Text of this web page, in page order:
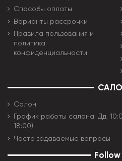
Способы оплаты
Варианты рассрочки
Правила пользования и
политика
конфиденциальности
Салон
График работы салона: Дд.
18:00)
Часто задаваемые вопросы
Follow